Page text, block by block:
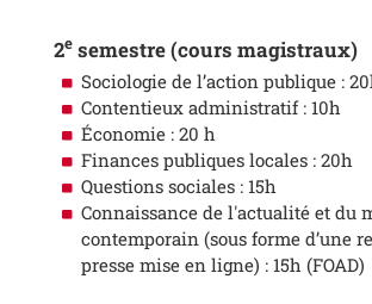
2e semestre (cours magistraux)
Sociologie de l’action publique :
Contentieux administratif : 10h
Économie : 20 h
Finances publiques locales : 20h
Questions sociales : 15h
Connaissance de l'actualité et du
contemporain (sous forme d’une
presse mise en ligne) : 15h (FOAD)